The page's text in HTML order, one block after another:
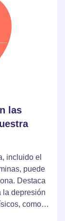
las
incluido el
puede
Destaca
la depresión
como